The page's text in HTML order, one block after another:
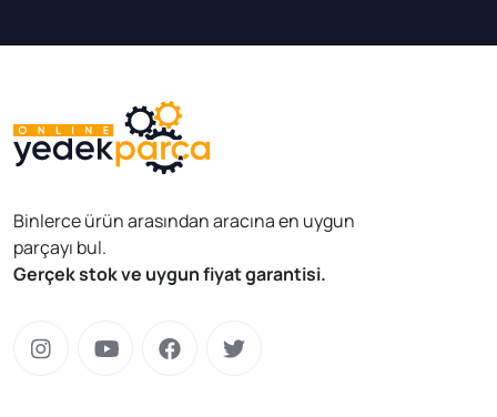
Binlerce ürün arasından aracına en uygun
parçayı bul.
Gerçek stok ve uygun fiyat garantisi.